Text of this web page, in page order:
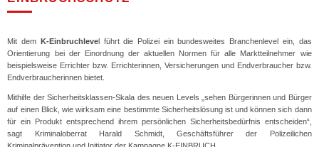
Mit dem K-Einbruchlevel führt die Polizei ein bundesweites Branchenlevel ein, das
Orientierung bei der Einordnung der aktuellen Normen für alle Marktteilnehmer wie
beispielsweise Errichter bzw. Errichterinnen, Versicherungen und Endverbraucher bzw.
Endverbraucherinnen bietet.
Mithilfe der Sicherheitsklassen-Skala des neuen Levels „sehen Bürgerinnen und Bürger
auf einen Blick, wie wirksam eine bestimmte Sicherheitslösung ist und können sich dann
für ein Produkt entsprechend ihrem persönlichen Sicherheitsbedürfnis entscheiden“,
sagt Kriminaloberrat Harald Schmidt, Geschäftsführer der Polizeilichen